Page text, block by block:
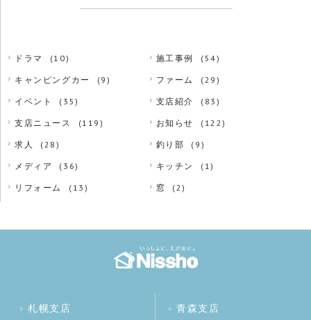
ドラマ (10) 施工事例 (54)
キャンピングカー (9) ファーム (29)
イベント (35) 支店紹介 (83)
支店ニュース (119) お知らせ (122)
求人 (28) 釣り部 (9)
メディア (36) キッチン (1)
リフォーム (13) 窓 (2)
札幌支店
青森支店